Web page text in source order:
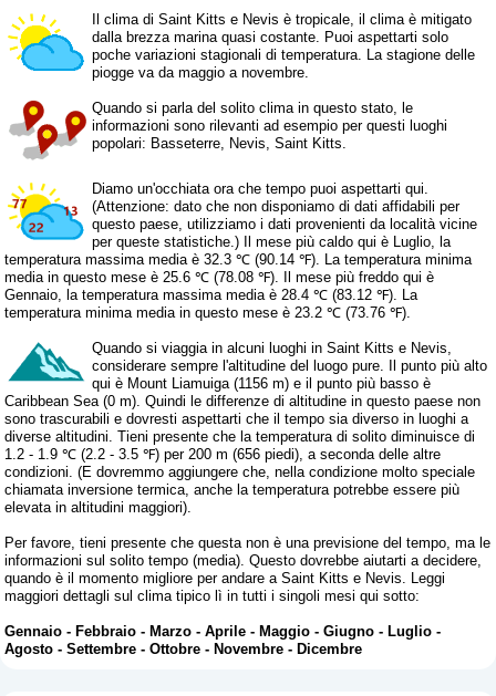
Il clima di Saint Kitts e Nevis è tropicale, il clima è mitigato
dalla brezza marina quasi costante. Puoi aspettarti solo
poche variazioni stagionali di temperatura. La stagione delle
piogge va da maggio a novembre.
Quando si parla del solito clima in questo stato, le
informazioni sono rilevanti ad esempio per questi luoghi
popolari: Basseterre, Nevis, Saint Kitts.
Diamo un'occhiata ora che tempo puoi aspettarti qui.
(Attenzione: dato che non disponiamo di dati affidabili per
questo paese, utilizziamo i dati provenienti da località vicine
per queste statistiche.) Il mese più caldo qui è Luglio, la
temperatura massima media è 32.3 ℃ (90.14 ℉). La temperatura minima
media in questo mese è 25.6 ℃ (78.08 ℉). Il mese più freddo qui è
Gennaio, la temperatura massima media è 28.4 ℃ (83.12 ℉). La
temperatura minima media in questo mese è 23.2 ℃ (73.76 ℉).
Quando si viaggia in alcuni luoghi in Saint Kitts e Nevis,
considerare sempre l'altitudine del luogo pure. Il punto più alto
qui è Mount Liamuiga (1156 m) e il punto più basso è
Caribbean Sea (0 m). Quindi le differenze di altitudine in questo paese non
sono trascurabili e dovresti aspettarti che il tempo sia diverso in luoghi a
diverse altitudini. Tieni presente che la temperatura di solito diminuisce di
1.2 - 1.9 ℃ (2.2 - 3.5 ℉) per 200 m (656 piedi), a seconda delle altre
condizioni. (E dovremmo aggiungere che, nella condizione molto speciale
chiamata inversione termica, anche la temperatura potrebbe essere più
elevata in altitudini maggiori).
Per favore, tieni presente che questa non è una previsione del tempo, ma le
informazioni sul solito tempo (media). Questo dovrebbe aiutarti a decidere,
quando è il momento migliore per andare a Saint Kitts e Nevis. Leggi
maggiori dettagli sul clima tipico lì in tutti i singoli mesi qui sotto:
Gennaio -Febbraio -Marzo -Aprile -Maggio -Giugno -Luglio -
Agosto -Settembre -Ottobre -Novembre -Dicembre